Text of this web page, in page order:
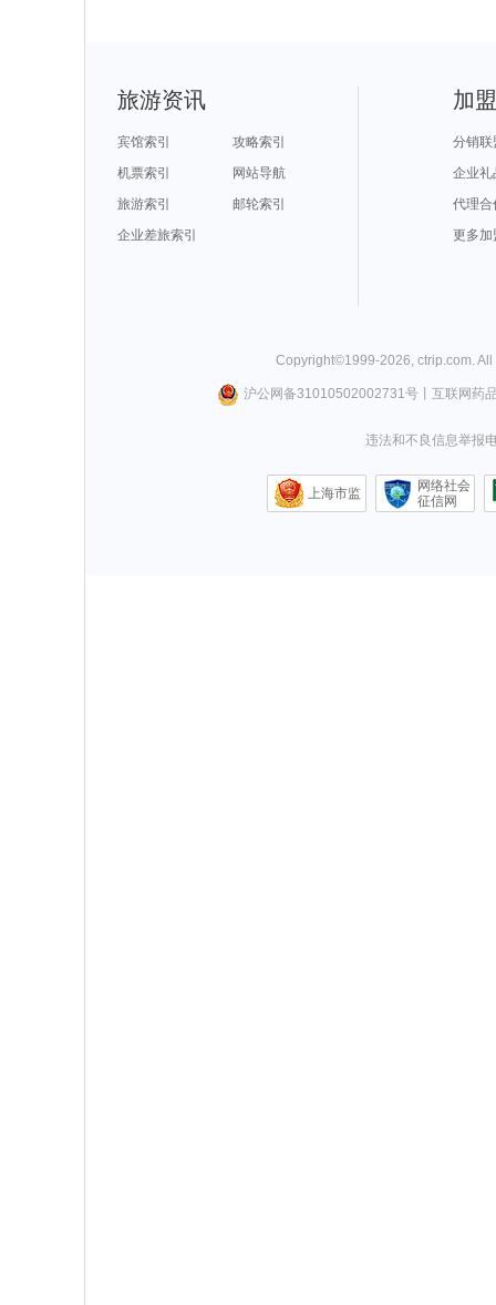
旅游资讯
宾馆索引
攻略索引
机票索引
网站导航
旅游索引
邮轮索引
企业差旅索引
加
分销联
企业礼
代理合
更多加
Copyright©1999-2026, ctrip.com.
沪公网备31010502002731号丨 互联网药
违法和不良信息举报
上海市监
网络社会
征信网